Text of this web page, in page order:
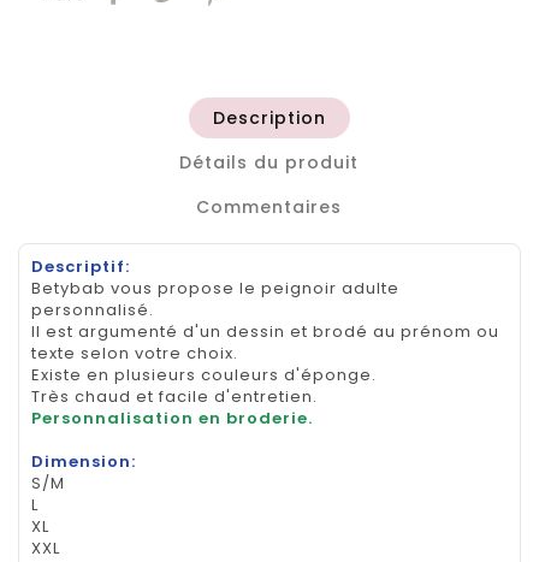
Description
Détails du produit
Commentaires
Descriptif:
Betybab vous propose le peignoir adulte
personnalisé.
Il est argumenté d'un dessin et brodé au prénom ou
texte selon votre choix.
Existe en plusieurs couleurs d'éponge.
Très chaud et facile d'entretien.
Personnalisation en broderie.
Dimension:
S/M
L
XL
XXL